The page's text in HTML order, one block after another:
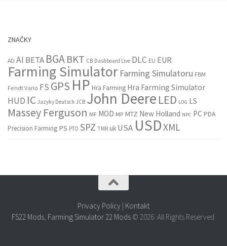
ZNAČKY
AD AI BETA BGABKT CB Dashboard Live DLC EU EUR
Farming Simulator Farming Simulatoru FBM
Fendt Vario FS GPS HP Hra Farming Hra Farming Simulator
HUD IC Jazyky Deutsch JCB John Deere LED LOG LS
Massey Ferguson MF MOD MP MTZ New Holland NPC PC PDA
Precision Farming PS PTO SPZ TMR uk USA USDXML
Privacy Policy | Kontakt
FS22 Mods, Farming Simulator 22 Mods© 2026. All Rights Reserved.